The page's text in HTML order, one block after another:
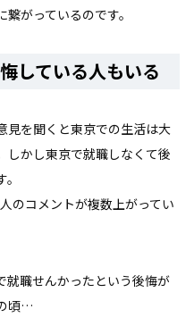
繋がっているのです。
している人もいる
見を聞くと東京での生活は大
しかし東京で就職しなくて後
のコメントが複数上がってい
就職せんかったという後悔が
頃…